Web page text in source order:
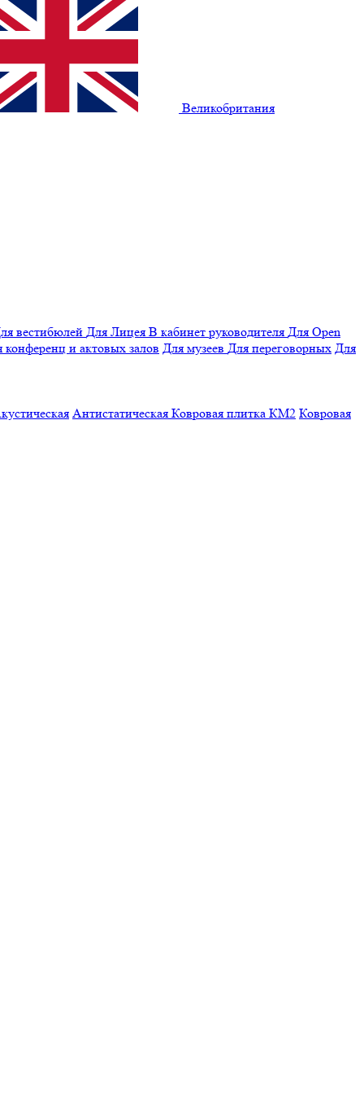
Великобритания
вестибюлей Для Лицея В кабинет руководителя Для Open
конференц и актовых залов Для музеев Для переговорных Для
Антистатическая Ковровая плитка КМ2 Ковровая